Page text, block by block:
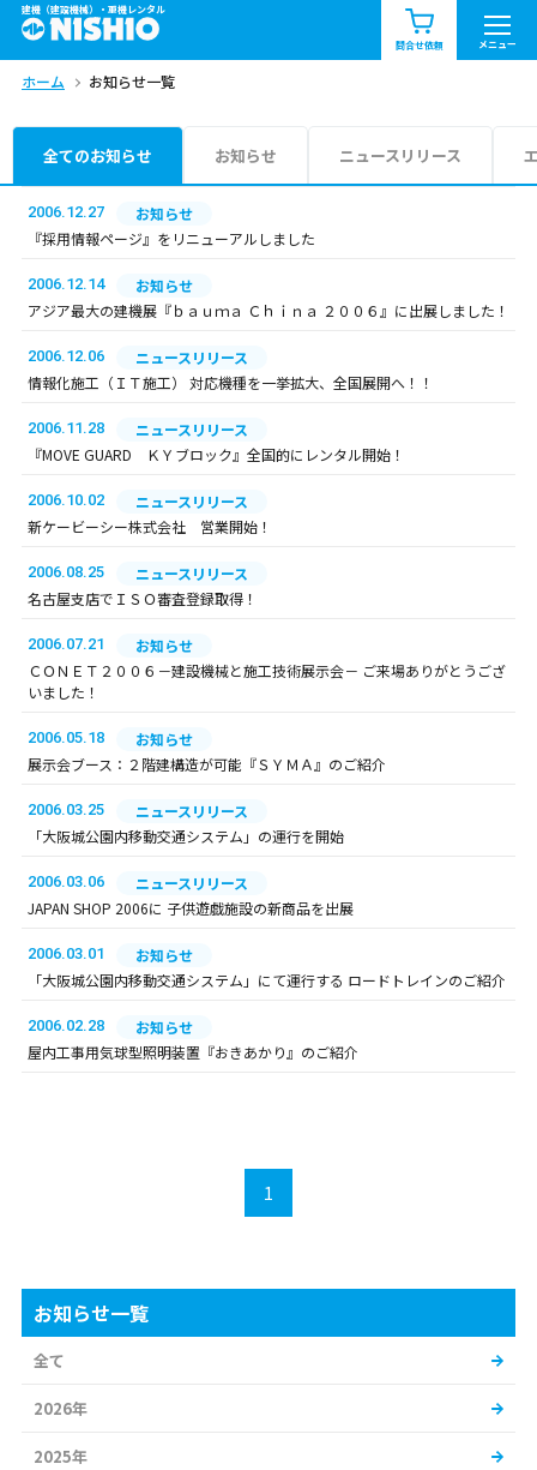
建機（建設機械）・重機レンタル
問合せ依頼 メニュー
商品一覧 お知らせ一覧
問合せ依頼リスト
エリア情報を見る
ホーム お知らせ一覧
全てのお知らせ お知らせ ニュースリリース
2006.12.27
お知らせ
『採用情報ページ』をリニューアルしました
2006.12.14
お知らせ
アジア最大の建機展『ｂａｕｍａ Ｃｈｉｎａ ２００６』に出展しました！
2006.12.06
ニュースリリース
情報化施工（ＩＴ施工） 対応機種を一挙拡大、全国展開へ！！
2006.11.28
ニュースリリース
『MOVE GUARD ＫＹブロック』全国的にレンタル開始！
2006.10.02
ニュースリリース
新ケービーシー株式会社 営業開始！
2006.08.25
ニュースリリース
名古屋支店でＩＳＯ審査登録取得！
2006.07.21
お知らせ
ＣＯＮＥＴ２００６－建設機械と施工技術展示会－ ご来場ありがとうござ
いました！
2006.05.18
お知らせ
展示会ブース：２階建構造が可能『ＳＹＭＡ』のご紹介
2006.03.25
ニュースリリース
「大阪城公園内移動交通システム」の運行を開始
2006.03.06
ニュースリリース
JAPAN SHOP 2006に 子供遊戯施設の新商品を出展
2006.03.01
お知らせ
「大阪城公園内移動交通システム」にて運行する ロードトレインのご紹介
2006.02.28
お知らせ
屋内工事用気球型照明装置『おきあかり』のご紹介
1
お知らせ一覧
全て
2026年
2025年